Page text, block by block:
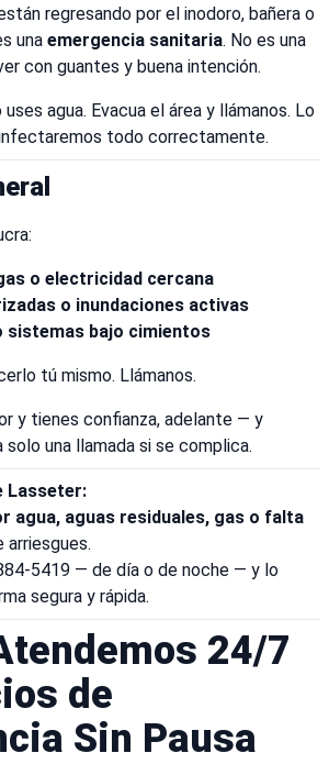
regresando por el inodoro, bañera o
una emergencia sanitaria. No es una
con guantes y buena intención.
agua. Evacua el área y llámanos. Lo
todo correctamente.
o electricidad cercana
o inundaciones activas
sistemas bajo cimientos
tú mismo. Llámanos.
y tienes confianza, adelante — y
una llamada si se complica.
Lasseter:
agua, aguas residuales, gas o falta
arriesgues.
5419 — de día o de noche — y lo
segura y rápida.
24/7
de
Sin Pausa